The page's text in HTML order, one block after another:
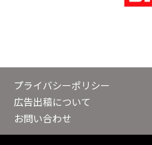
プライバシーポリシー
広告出稿について
お問い合わせ